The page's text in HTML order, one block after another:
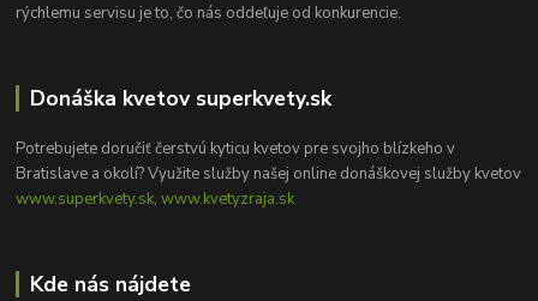
rýchlemu servisu je to, čo nás oddeľuje od konkurencie.
Donáška kvetov superkvety.sk
Potrebujete doručiť čerstvú kyticu kvetov pre svojho blízkeho v
Bratislave a okolí? Využite služby našej online donáškovej služby kvetov
www.superkvety.sk, www.kvetyzraja.sk
Kde nás nájdete